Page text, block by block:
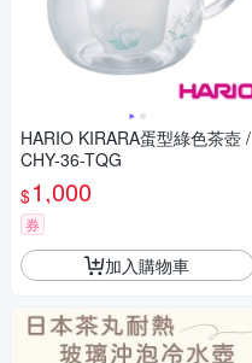
HARIO KIRARA蛋型綠色茶壺 /
CHY-36-TQG
$1,000
券
加入購物車